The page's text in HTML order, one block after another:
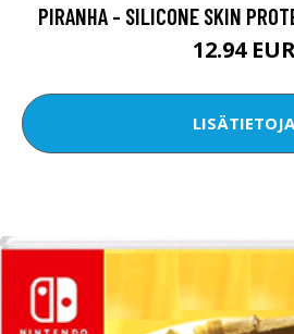
PIRANHA - SILICONE SKIN
12.94
LISÄTIETOJA